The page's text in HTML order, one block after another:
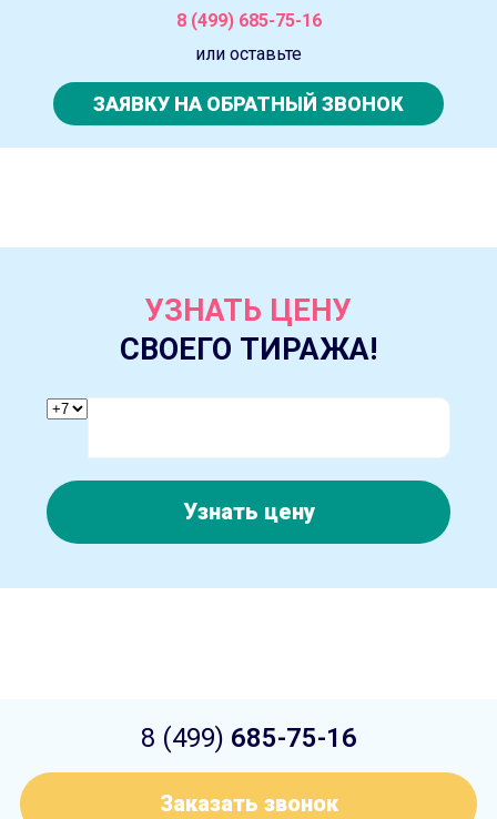
8 (499) 685-75-16
или оставьте
ЗАЯВКУ НА ОБРАТНЫЙ ЗВОНОК
УЗНАТЬ ЦЕНУ
СВОЕГО ТИРАЖА!
Узнать цену
8 (499) 685-75-16
Заказать звонок